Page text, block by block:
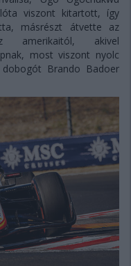
viszont kitartott, így
másrészt átvette az
amerikaitól, akivel
most viszont nyolc
Brando Badoer